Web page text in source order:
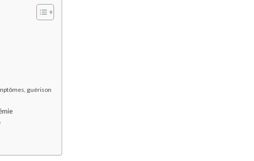
guérison